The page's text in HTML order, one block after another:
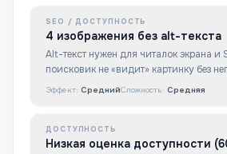
SEO / ДОСТУПНОСТЬ
4 изображения без alt-текста
Alt-текст нужен для читалок экрана и
поисковик не «видит» картинку без
Эффект: СреднийСложность: Средняя
ДОСТУПНОСТЬ
Низкая оценка доступности